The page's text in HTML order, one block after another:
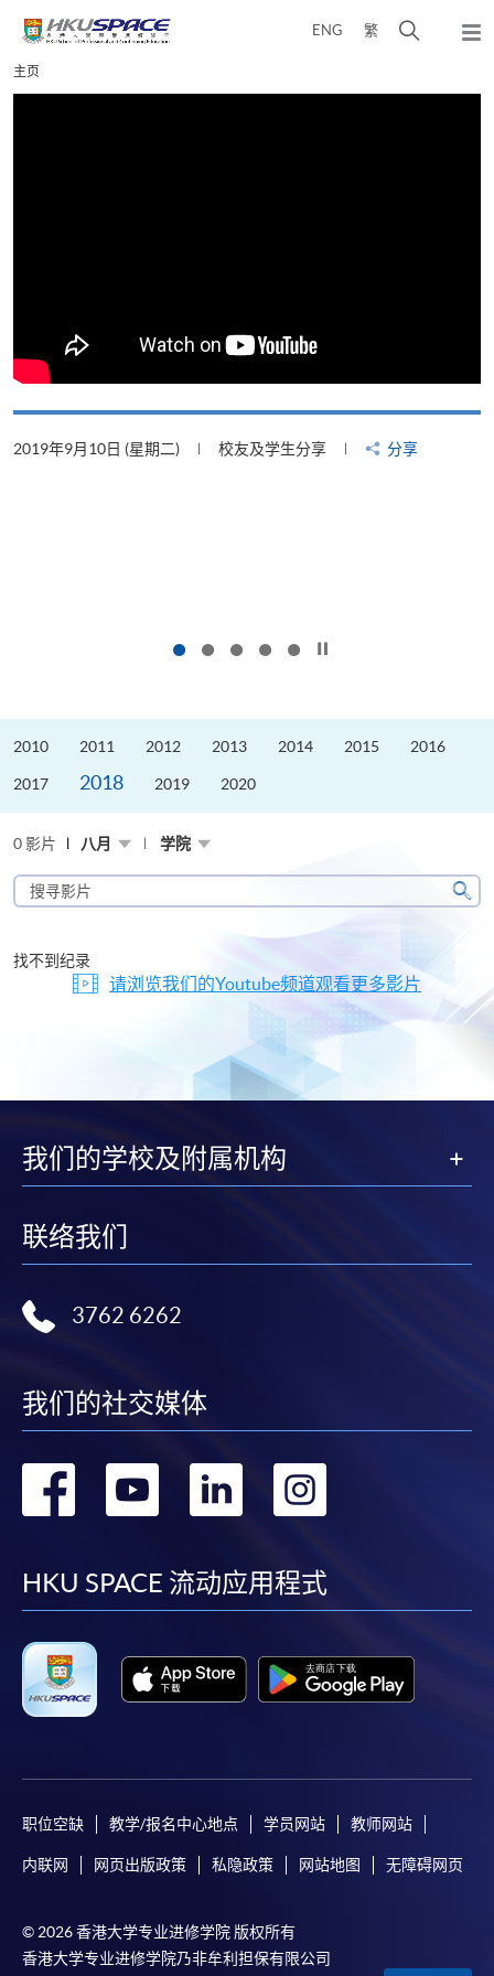
content
ENG 繁
弹
Main
content
主页
2019年9月10日 (星期二) 校友及学生分享 分享
2010 2011 2012 2013 2014 2015 2016
2017 2018 2019 2020
0 影片 八月 学院
搜
寻
片
搜
找不到纪录
请浏览我们的Youtube频道观看更多影片
我们的学校及附属机构
联络我们
3762 6262
我们的社交媒体
转
facebook
转
youtube
转
linkedin
转
HKU SPACE 流动应用程式
职位空缺 教学/报名中心地点 学员网站 教师网站
内联网 网页出版政策 私隐政策 网站地图 无障碍网页
© 2026 香港大学专业进修学院 版权所有
香港大学专业进修学院乃非牟利担保有限公司